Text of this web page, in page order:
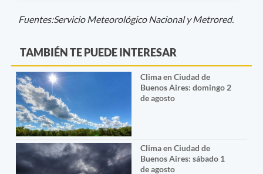
Fuentes:Servicio Meteorológico Nacional y Metrored.
TAMBIÉN TE PUEDE INTERESAR
Clima en Ciudad de
Buenos Aires: domingo 2
de agosto
Clima en Ciudad de
Buenos Aires: sábado 1
de agosto